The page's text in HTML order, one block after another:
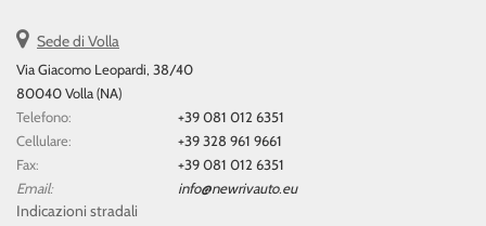
Sede di Volla
Via Giacomo Leopardi, 38/40
80040 Volla (NA)
Telefono:
+39 081 012 6351
Cellulare:
+39 328 961 9661
Fax:
+39 081 012 6351
Email:
info@newrivauto.eu
Indicazioni stradali
strumenti
di
tracciamento
si
rimanda
alla
cookie
policy.
Puoi